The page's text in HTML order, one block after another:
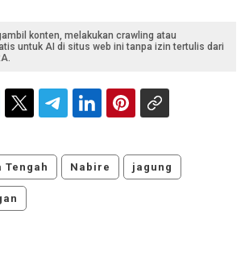
konten, melakukan crawling atau
untuk AI di situs web ini tanpa izin tertulis dari
Tengah Nabire jagung